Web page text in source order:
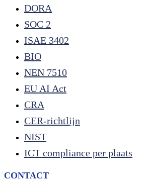
DORA
SOC 2
ISAE 3402
BIO
NEN 7510
EU AI Act
CRA
CER-richtlijn
NIST
ICT compliance per plaats
CONTACT